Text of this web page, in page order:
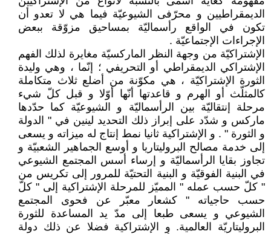
الديمقراطيين و محرّفى الشيوعيّة فيما هي لا تعدو أن
تكون في الواقع رأسماليّة بمساحيق مزوّقة ببعض
الإجراءات الإجتماعيّة .
الإشتراكيّة من وجهة النظر الماركسيّة مغايرة لذلك الفهم
الإشتراكي الديمقراطي أو التحريفي ؛ إنّما ، وهي وليدة
الثورة الإشتراكيّة ، هي مكوّنة من أضلع ثلاث متكاملة
كالمثلّث أو الهرم و قاعدتها أنّها أوّلا و قبل كلّ شيء
مرحلة إنتقاليّة بين الرأسماليّة و الشيوعيّة كما حدّدها
ماركس و شدّد على إبراز ذلك التحديد لينين في " الدولة
و الثورة " . و الإشتراكية ثانيا نمط إنتاج له ميزاته و يسعى
إلى خدمة مصالح البروليتاريا و أوسع الجماهير الشعبيّة و
تجاوز بقايا الرأسماليّة و إرساء أسس المجتمع الشيوعي
في البنية الفوقيّة و البنية التحتيّة للمرور إلى تكريس من
" كلّ حسب عمله " المميّز للمرحلة الإشتراكية إلى " كلّ
حسب حاجياته " كشعار معبّر عن فحوى المجتمع
الشيوعي و يسعى طبعا إلى مدّ يد المساعدة للثورة
البروليتاريّة العالمية. و الإشتراكية فضلا عن ذلك دولة